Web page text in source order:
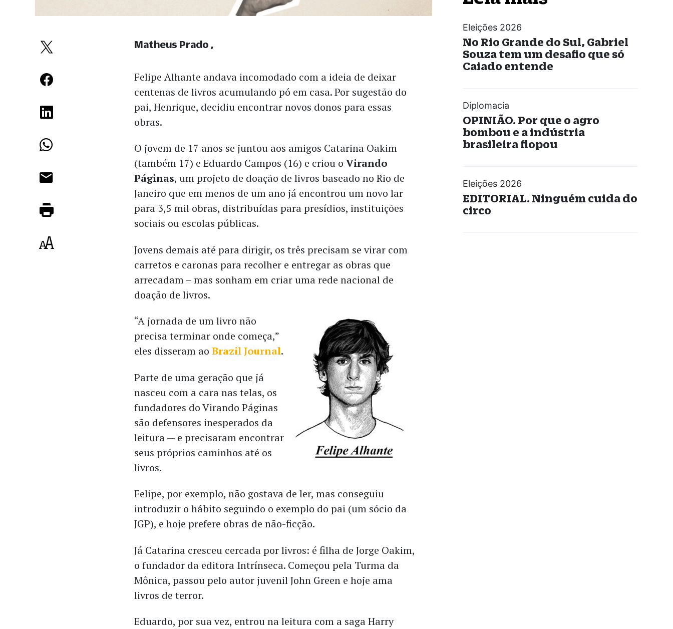
Felipe Alhante andava incomodado com a ideia de deixar
centenas de livros acumulando pó em casa. Por sugestão do
pai, Henrique, decidiu encontrar novos donos para essas
obras.
O jovem de 17 anos se juntou aos amigos Catarina Oakim
(também 17) e Eduardo Campos (16) e criou oVirando
Páginas, um projeto de doação de livros baseado no Rio de
Janeiro que em menos de um ano já encontrou um novo lar
para 3,5 mil obras, distribuídas para presídios, instituições
sociais ou escolas públicas.
Jovens demais até para dirigir, os três precisam se virar com
carretos e caronas para recolher e entregar as obras que
arrecadam – mas sonham em criar uma rede nacional de
doação de livros.
“A jornada de um livro não
precisa terminar onde começa,”
eles disseram aoBrazil Journal.
Parte de uma geração que já
nasceu com a cara nas telas, os
fundadores do Virando Páginas
são defensores inesperados da
leitura — e precisaram encontrar
seus próprios caminhos até os
livros.
Felipe, por exemplo, não gostava de ler, mas conseguiu
introduzir o hábito seguindo o exemplo do pai (um sócio da
JGP), e hoje prefere obras de não-ficção.
Já Catarina cresceu cercada por livros: é filha de Jorge Oakim,
o fundador da editora Intrínseca. Começou pela Turma da
Mônica, passou pelo autor juvenil John Green e hoje ama
livros de terror.
Eduardo, por sua vez, entrou na leitura com a saga Harry
Matheus Prado
Eleições 2026
No Rio Grande do Sul, Gabriel
Souza tem um desafio que só
Caiado entende
Diplomacia
OPINIÃO. Por que o agro
bombou e a indústria
brasileira flopou
Eleições 2026
EDITORIAL. Ninguém cuida do
circo